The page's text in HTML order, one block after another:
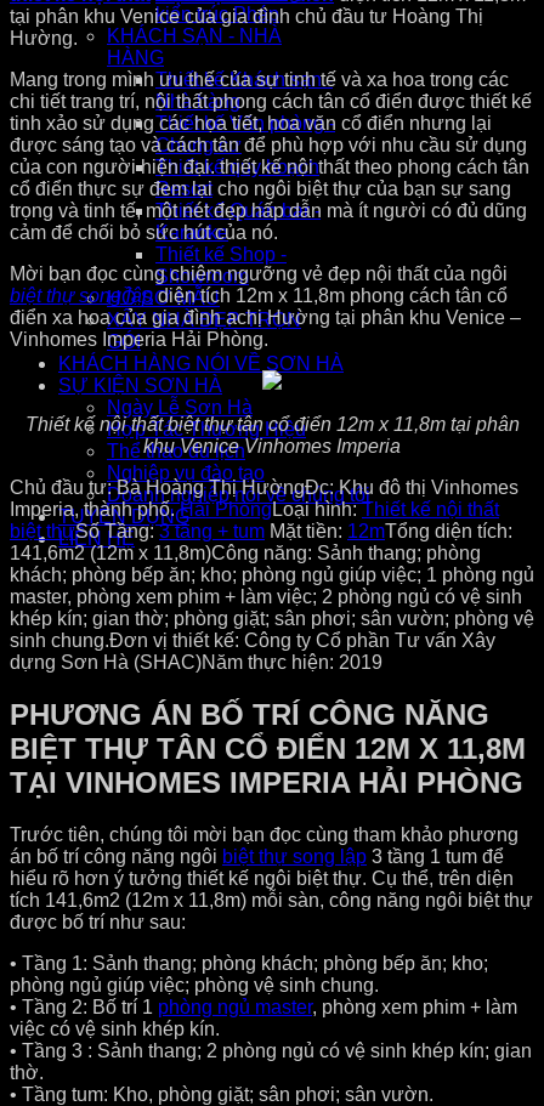
kiến trúc Pháp
KHÁCH SẠN - NHÀ
HÀNG
Thiết kế Khách sạn -
Nhà hàng
Thiết kế Văn phòng -
Chung cư
Thiết kế quy hoạch
Resort
Thiết kế Quán bar -
Karaoke
Thiết kế Shop -
Showroom
HỒ SƠ MẪU
XÂY NHÀ ĐẸP TRỌN
GÓI
KHÁCH HÀNG NÓI VỀ SƠN HÀ
SỰ KIỆN SƠN HÀ
Ngày Lễ Sơn Hà
Hợp Tác Thương Hiệu
Thể thao du lịch
Nghiệp vụ đào tạo
Doanh nghiệp nói về chúng tôi
TUYỂN DỤNG
LIÊN HỆ
tại phân khu Venice của gia đình chủ đầu tư Hoàng Thị
Hường.
Mang trong mình ưu thế của sự tinh tế và xa hoa trong các
chi tiết trang trí, nội thất phong cách tân cổ điển được thiết kế
tinh xảo sử dụng các họa tiết, hoa văn cổ điển nhưng lại
được sáng tạo và cách tân để phù hợp với nhu cầu sử dụng
của con người hiện đại. thiết kế nội thất theo phong cách tân
cổ điển thực sự đem lại cho ngôi biệt thự của bạn sự sang
trọng và tinh tế, một nét đẹp hấp dẫn mà ít người có đủ dũng
cảm để chối bỏ sức hút của nó.
Mời bạn đọc cùng chiêm ngưỡng vẻ đẹp nội thất của ngôi
biệt thự song lậpdiện tích 12m x 11,8m phong cách tân cổ
điển xa hoa của gia đình achị Hường tại phân khu Venice –
Vinhomes Imperia Hải Phòng.
Thiết kế nội thất biệt thự tân cổ điển 12m x 11,8m tại phân
khu Venice Vinhomes Imperia
Chủ đầu tư: Bà Hoàng Thị HườngĐc: Khu đô thị Vinhomes
Imperia, thành phố.Hải PhòngLoại hình:Thiết kế nội thất
biệt thựSố Tầng:3 tầng + tum Mặt tiền: 12mTổng diện tích:
141,6m2 (12m x 11,8m)Công năng: Sảnh thang; phòng
khách; phòng bếp ăn; kho; phòng ngủ giúp việc; 1 phòng ngủ
master, phòng xem phim + làm việc; 2 phòng ngủ có vệ sinh
khép kín; gian thờ; phòng giặt; sân phơi; sân vườn; phòng vệ
sinh chung.Đơn vị thiết kế: Công ty Cổ phần Tư vấn Xây
dựng Sơn Hà (SHAC)Năm thực hiện: 2019
PHƯƠNG ÁN BỐ TRÍ CÔNG NĂNG
BIỆT THỰ TÂN CỔ ĐIỂN 12M X 11,8M
TẠI VINHOMES IMPERIA HẢI PHÒNG
Trước tiên, chúng tôi mời bạn đọc cùng tham khảo phương
án bố trí công năng ngôi biệt thự song lập 3 tầng 1 tum để
hiểu rõ hơn ý tưởng thiết kế ngôi biệt thự. Cụ thể, trên diện
tích 141,6m2 (12m x 11,8m) mỗi sàn, công năng ngôi biệt thự
được bố trí như sau:
• Tầng 1: Sảnh thang; phòng khách; phòng bếp ăn; kho;
phòng ngủ giúp việc; phòng vệ sinh chung.
• Tầng 2: Bố trí 1 phòng ngủ master, phòng xem phim + làm
việc có vệ sinh khép kín.
• Tầng 3 : Sảnh thang; 2 phòng ngủ có vệ sinh khép kín; gian
thờ.
• Tầng tum: Kho, phòng giặt; sân phơi; sân vườn.